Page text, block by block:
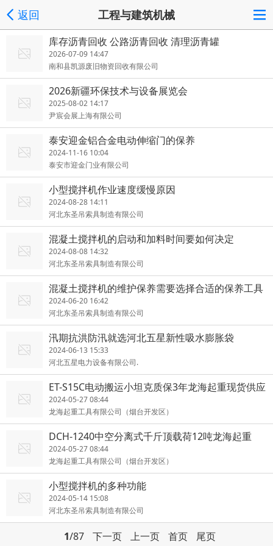
返回 工程与建筑机械
库存沥青回收 公路沥青回收 清理沥青罐
2026-07-09 14:47
南和县凯源废旧物资回收有限公司
2026新疆环保技术与设备展览会
2025-08-02 14:17
尹宸会展上海有限公司
泰安迎金铝合金电动伸缩门的保养
2024-11-16 10:04
泰安市迎金门业有限公司
小型搅拌机作业速度缓慢原因
2024-08-28 14:11
河北东圣吊索具制造有限公司
混凝土搅拌机的启动和加料时间要如何决定
2024-08-08 14:32
河北东圣吊索具制造有限公司
混凝土搅拌机的维护保养需要选择合适的保养工具
2024-06-20 16:42
河北东圣吊索具制造有限公司
汛期抗洪防汛就选河北五星新性吸水膨胀袋
2024-06-13 15:33
河北五星电力设备有限公司.
ET-S15C电动搬运小坦克质保3年龙海起重现货供应
2024-05-27 08:44
龙海起重工具有限公司（烟台开发区）
DCH-1240中空分离式千斤顶载荷12吨龙海起重
2024-05-27 08:44
龙海起重工具有限公司（烟台开发区）
小型搅拌机的多种功能
2024-05-14 15:08
河北东圣吊索具制造有限公司
1/87 下一页 上一页 首页 尾页